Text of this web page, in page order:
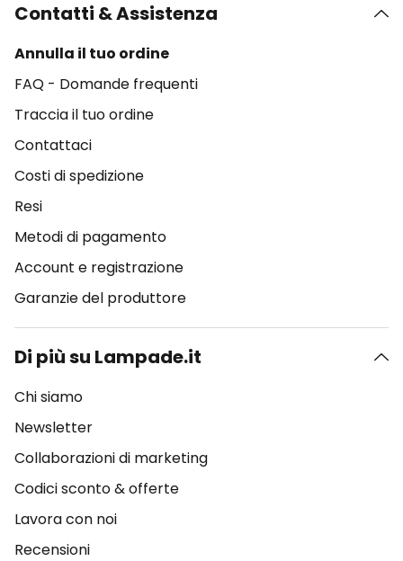
Contatti & Assistenza
Annulla il tuo ordine
FAQ - Domande frequenti
Traccia il tuo ordine
Contattaci
Costi di spedizione
Resi
Metodi di pagamento
Account e registrazione
Garanzie del produttore
Di più su Lampade.it
Chi siamo
Newsletter
Collaborazioni di marketing
Codici sconto & offerte
Lavora con noi
Recensioni